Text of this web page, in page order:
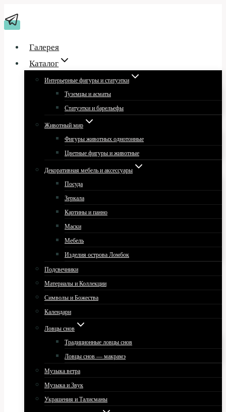
к
Галерея
Каталог
Интерьерные фигуры и статуэтки
Туземцы и асматы
Статуэтки и барельефы
Животный мир
Фигуры животных однотонные
Цветные фигуры и животные
Декоративная мебель и аксессуары
Посуда
Зеркала
Картины и панно
Маски
Мебель
Изделия острова Ломбок
Подсвечники
Материалы и Коллекции
Символы и Божества
Календари
Ловцы снов
Традиционные ловцы снов
Ловцы снов — макрамэ
Музыка ветра
Музыка и Звук
Украшения и Талисманы